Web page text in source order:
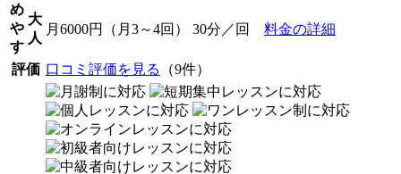
め
や
す
大
人
月6000円（月3～4回） 30分／回 料金の詳細
評価 口コミ評価を見る （9件）